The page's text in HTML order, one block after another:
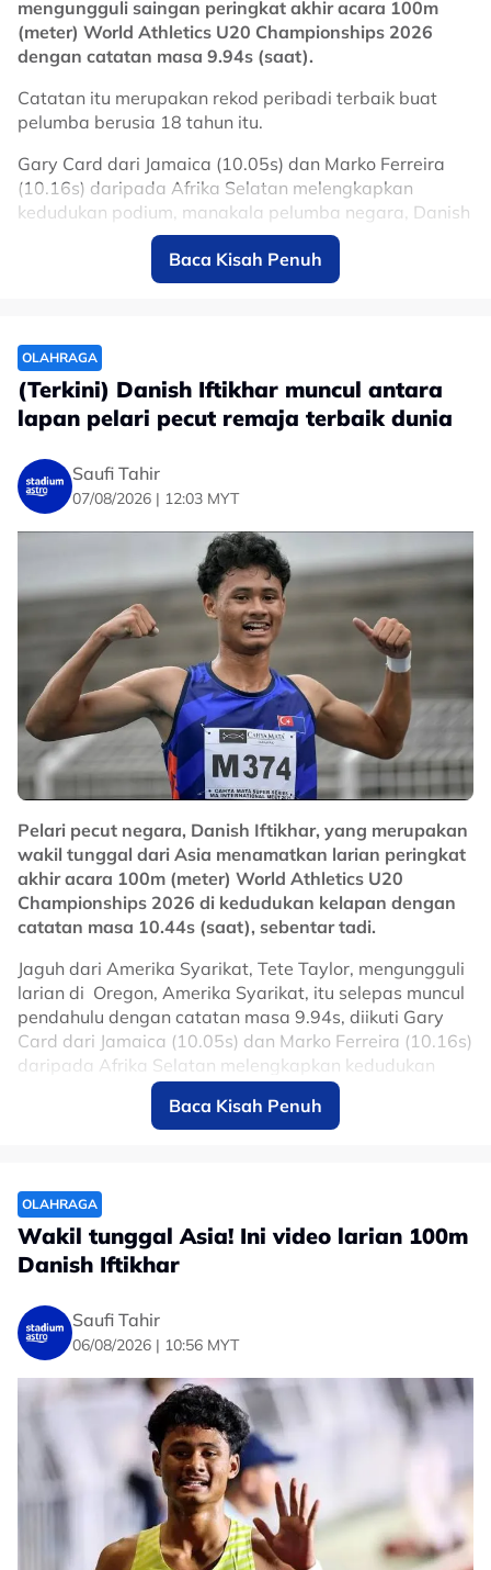
mengungguli saingan peringkat akhir acara 100m
(meter) World Athletics U20 Championships 2026
dengan catatan masa 9.94s (saat).
Catatan itu merupakan rekod peribadi terbaik buat
pelumba berusia 18 tahun itu.
Gary Card dari Jamaica (10.05s) dan Marko Ferreira
(10.16s) daripada Afrika Selatan melengkapkan
kedudukan podium, manakala pelumba negara, Danish
Iftikhar, yang merupakan wakil tunggal Asia itu berada
di kedudukan kelapan dengan catatan masa 10.44s.
No node context available.
Related Topics
#Olahraga
Baca Kisah Penuh
OLAHRAGA
(Terkini) Danish Iftikhar muncul antara
lapan pelari pecut remaja terbaik dunia
Saufi Tahir
07/08/2026 | 12:03 MYT
Pelari pecut negara, Danish Iftikhar, yang merupakan
wakil tunggal dari Asia menamatkan larian peringkat
akhir acara 100m (meter) World Athletics U20
Championships 2026 di kedudukan kelapan dengan
catatan masa 10.44s (saat), sebentar tadi.
Jaguh dari Amerika Syarikat, Tete Taylor, mengungguli
larian di Oregon, Amerika Syarikat, itu selepas muncul
pendahulu dengan catatan masa 9.94s, diikuti Gary
Card dari Jamaica (10.05s) dan Marko Ferreira (10.16s)
daripada Afrika Selatan melengkapkan kedudukan
Untuk rekod, Danish yang bermula di petak ke lapan itu
semalam, sekali gus melayakkan dirinya mara ke
peringkat akhir esok.
No node context available.
Related Topics
#Danish Iftikhar #Olahraga
Baca Kisah Penuh
OLAHRAGA
Wakil tunggal Asia! Ini video larian 100m
Danish Iftikhar
Saufi Tahir
06/08/2026 | 10:56 MYT